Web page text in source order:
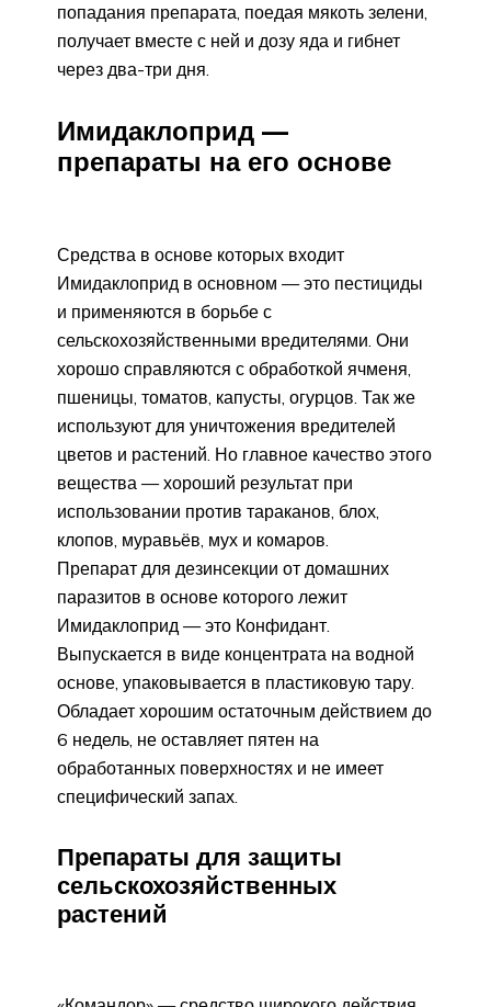
попадания препарата, поедая мякоть зелени,
получает вместе с ней и дозу яда и гибнет
через два-три дня.
Имидаклоприд —
препараты на его основе
Средства в основе которых входит
Имидаклоприд в основном — это пестициды
и применяются в борьбе с
сельскохозяйственными вредителями. Они
хорошо справляются с обработкой ячменя,
пшеницы, томатов, капусты, огурцов. Так же
используют для уничтожения вредителей
цветов и растений. Но главное качество этого
вещества — хороший результат при
использовании против тараканов, блох,
клопов, муравьёв, мух и комаров.
Препарат для дезинсекции от домашних
паразитов в основе которого лежит
Имидаклоприд — это Конфидант.
Выпускается в виде концентрата на водной
основе, упаковывается в пластиковую тару.
Обладает хорошим остаточным действием до
6 недель, не оставляет пятен на
обработанных поверхностях и не имеет
специфический запах.
Препараты для защиты
сельскохозяйственных
растений